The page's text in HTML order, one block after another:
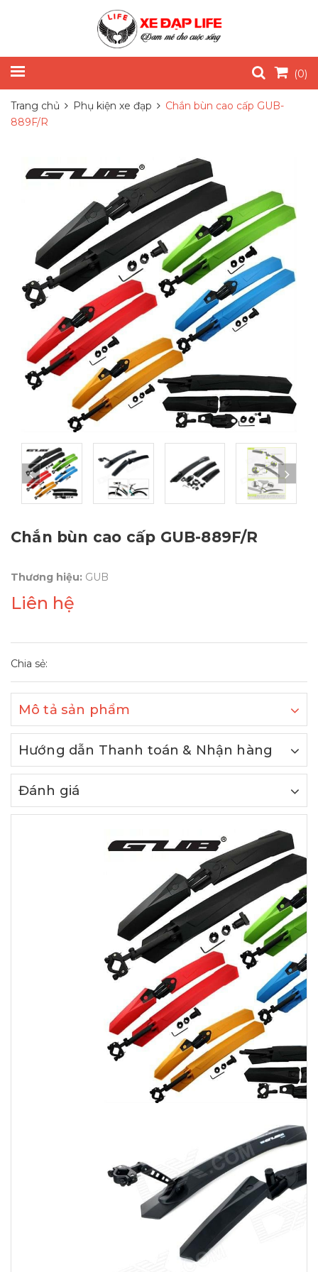
(0)
Trang chủ Phụ kiện xe đạp
Chắn bùn cao cấp GUB-
889F/R
Chắn bùn cao cấp GUB-889F/R
Thương hiệu: GUB
Liên hệ
Chia sẻ:
Mô tả sản phẩm
Hướng dẫn Thanh toán & Nhận hàng
Đánh giá